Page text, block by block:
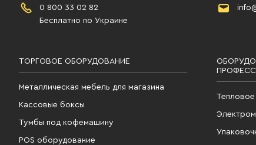
0 800 33 02 82
Бесплатно по Украине
ТОРГОВОЕ ОБОРУДОВАНИЕ
Металлическая мебель для магазина
Кассовые боксы
Тумбы под кофемашину
POS оборудование